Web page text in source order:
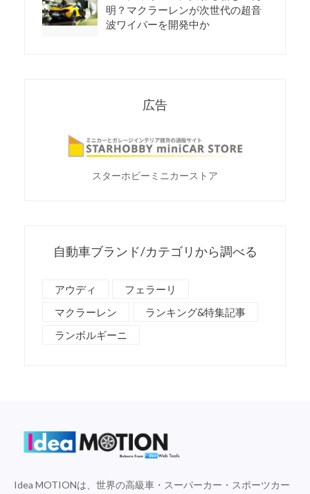
明？マクラーレンが次世代の超音
波ワイパーを開発中か
広告
スターホビーミニカーストア
自動車ブランド/カテゴリから調べる
アウディ
フェラーリ
マクラーレン
ランキング&特集記事
ランボルギーニ
Idea MOTIONは、世界の高級車・スーパーカー・スポーツカー